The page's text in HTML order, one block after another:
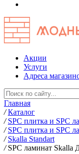
Акции
Услуги
Адреса
Главная
/ Каталог
/ SPC плитка и SPC
/ SPC плитка и SPC
/ Skalla Standart
/ SPC ламинат Skalla